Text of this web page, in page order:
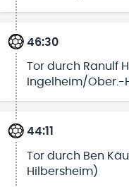
46:30
Tor durch Ranulf
Ingelheim/Ober.-
44:11
Tor durch Ben
Hilbersheim)